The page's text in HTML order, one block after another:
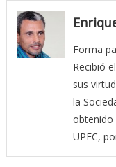
Forma
Recibió
sus
la
obtenido
UPEC,